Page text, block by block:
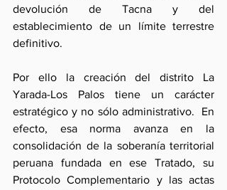
devolución de Tacna y del
establecimiento de un límite terrestre
definitivo.
Por ello la creación del distrito La
Yarada-Los Palos tiene un carácter
estratégico y no sólo administrativo.  En
efecto, esa norma avanza en la
consolidación de la soberanía territorial
peruana fundada en ese Tratado, su
Protocolo Complementario y las actas